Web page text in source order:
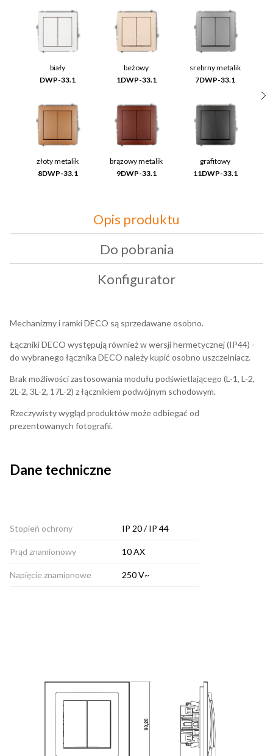
biały
DWP-33.1
beżowy
1DWP-33.1
srebrny metalik
7DWP-33.1
złoty metalik
8DWP-33.1
brązowy metalik
9DWP-33.1
grafitowy
11DWP-33.1
Opis produktu
Do pobrania
Konfigurator
Mechanizmy i ramki DECO są sprzedawane osobno.
Łączniki DECO występują również w wersji hermetycznej (IP44) -
do wybranego łącznika DECO należy kupić osobno uszczelniacz.
Brak możliwości zastosowania modułu podświetlającego (L-1, L-2,
2L-2, 3L-2, 17L-2) z łącznikiem podwójnym schodowym.
Rzeczywisty wygląd produktów może odbiegać od
prezentowanych fotografii.
Dane techniczne
Stopień ochrony IP 20 / IP 44
Prąd znamionowy 10 AX
Napięcie znamionowe 250 V~